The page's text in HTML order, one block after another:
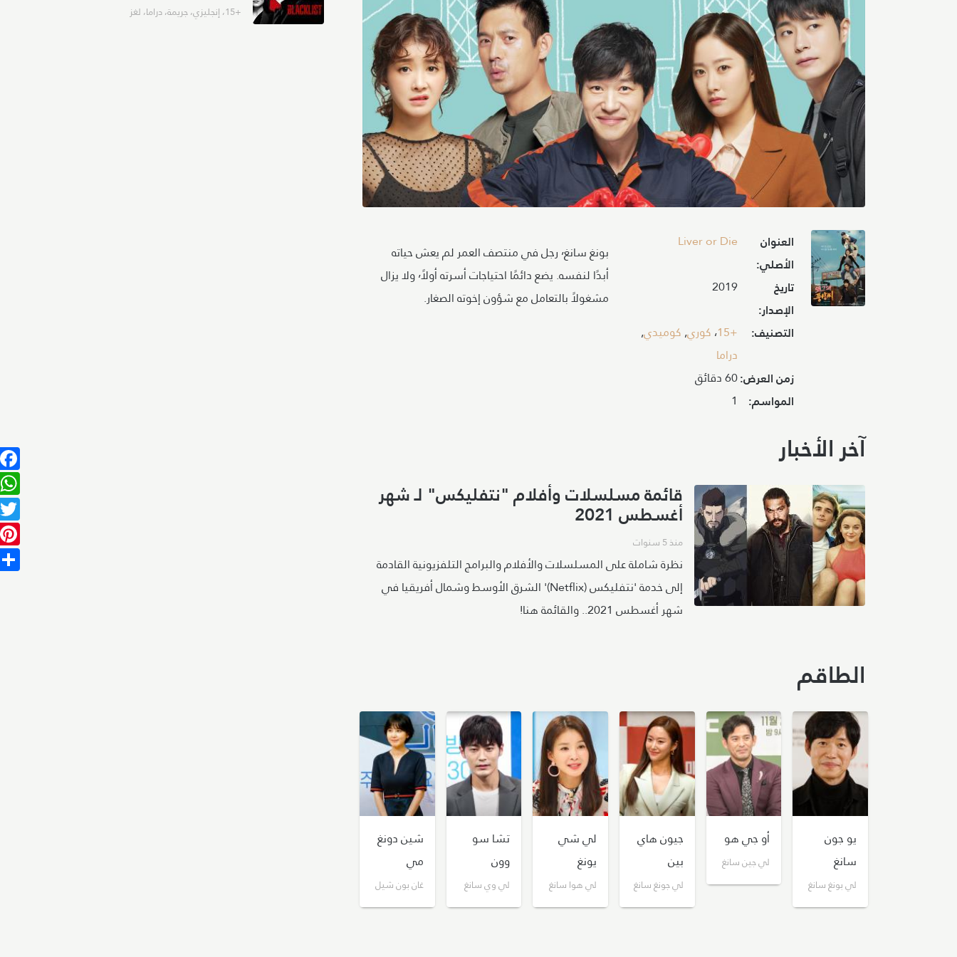
Image
العنوان
الأصلي:
Liver or Die
تاريخ
الإصدار:
2019
التصنيف: +15 ،كوري,كوميدي,
دراما
زمن العرض:60 دقائق
المواسم: 1
بونغ سانغ٬ رجل في منتصف العمر لم يعش حياته
أبدًا لنفسه. يضع دائمًا احتياجات أسرته أولاً٬ ولا يزال
مشغولاً بالتعامل مع شؤون إخوته الصغار.
آخر الأخبار
قائمة مسلسلات وأفلام "نتفليكس" لـ شهر
أغسطس 2021
منذ 5 سنوات
نظرة شاملة على المسلسلات والأفلام والبرامج التلفزيونية القادمة
إلى خدمة 'نتفليكس (Netflix)' الشرق الأوسط وشمال أفريقيا في
شهر أغسطس 2021.. والقائمة هنا!
الطاقم
يو جون
سانغ
لي بونغ سانغ
أو جي هو
لي جين سانغ
جيون هاي
بين
لي جونغ سانغ
لي شي
يونغ
لي هوا سانغ
تشا سو
وون
لي وي سانغ
شين دونغ
مي
غان بون شيل
+15 ،إنجليزي،جريمة،دراما، لغز